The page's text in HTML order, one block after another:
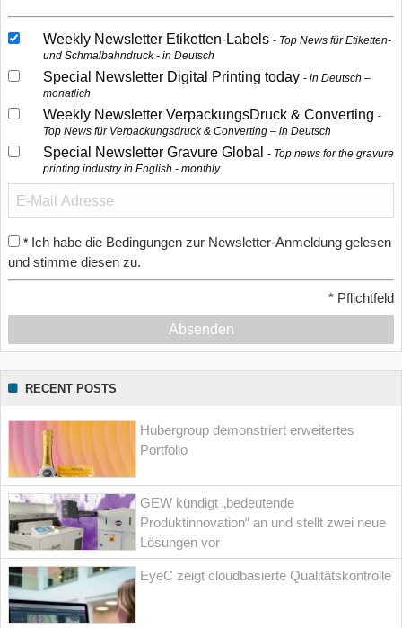
Weekly Newsletter Etiketten-Labels
Top News für Etiketten-
und Schmalbahndruck - in Deutsch
Special Newsletter Digital Printing today
in Deutsch –
monatlich
Weekly Newsletter VerpackungsDruck & Converting
Top News für Verpackungsdruck & Converting – in Deutsch
Special Newsletter Gravure Global
Top news for the gravure
printing industry in English - monthly
* Ich habe die Bedingungen zur Newsletter-Anmeldung gelesen
und stimme diesen zu.
* Pflichtfeld
Absenden
RECENT POSTS
Hubergroup demonstriert erweitertes
Portfolio
GEW kündigt „bedeutende
Produktinnovation“ an und stellt zwei neue
Lösungen vor
EyeC zeigt cloudbasierte Qualitätskontrolle